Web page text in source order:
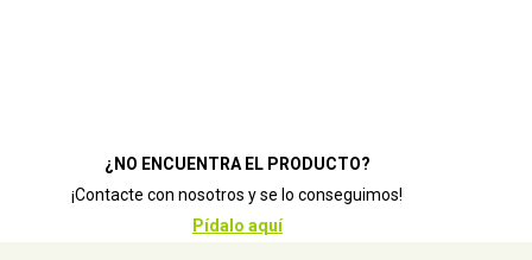
¿NO ENCUENTRA EL PRODUCTO?
¡Contacte con nosotros y se lo conseguimos!
Pídalo aquí